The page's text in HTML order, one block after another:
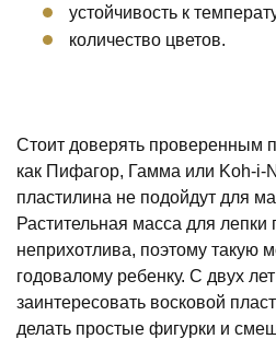
устойчивость к
количество цветов.
Стоит доверять проверенным
как Пифагор, Гамма или Koh-i-
пластилина не подойдут для
Растительная масса для лепки
неприхотлива, поэтому такую
годовалому ребенку. С двух
заинтересовать восковой
делать простые фигурки и